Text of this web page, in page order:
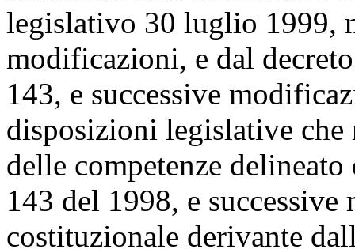
legislativo 30 luglio 1999,
modificazioni, e dal
143, e successive
disposizioni legislative
delle competenze
143 del 1998, e
costituzionale derivante